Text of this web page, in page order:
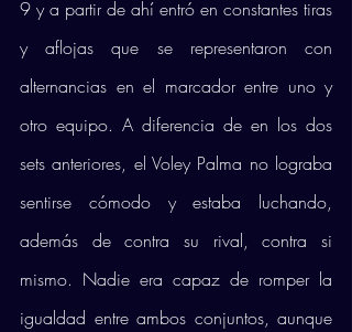
9 y a partir de ahí entró en constantes tiras
y aflojas que se representaron con
alternancias en el marcador entre uno y
otro equipo. A diferencia de en los dos
sets anteriores, el Voley Palma no lograba
sentirse cómodo y estaba luchando,
además de contra su rival, contra si
mismo. Nadie era capaz de romper la
igualdad entre ambos conjuntos, aunque